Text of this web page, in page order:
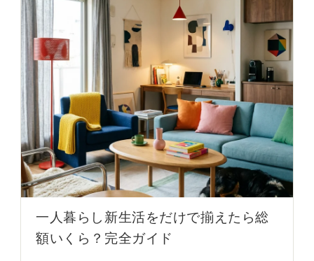
一人暮らし新生活をだけで揃えたら総
額いくら？完全ガイド